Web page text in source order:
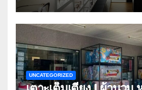
UNCATEGORIZED